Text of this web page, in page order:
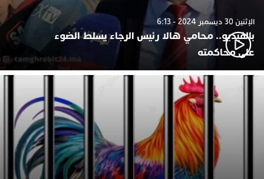
الإثنين 30 ديسمبر 2024 - 6:13
بالفيديو.. محامي هالا رئيس الرجاء يسلط الضوء
على محاكمته